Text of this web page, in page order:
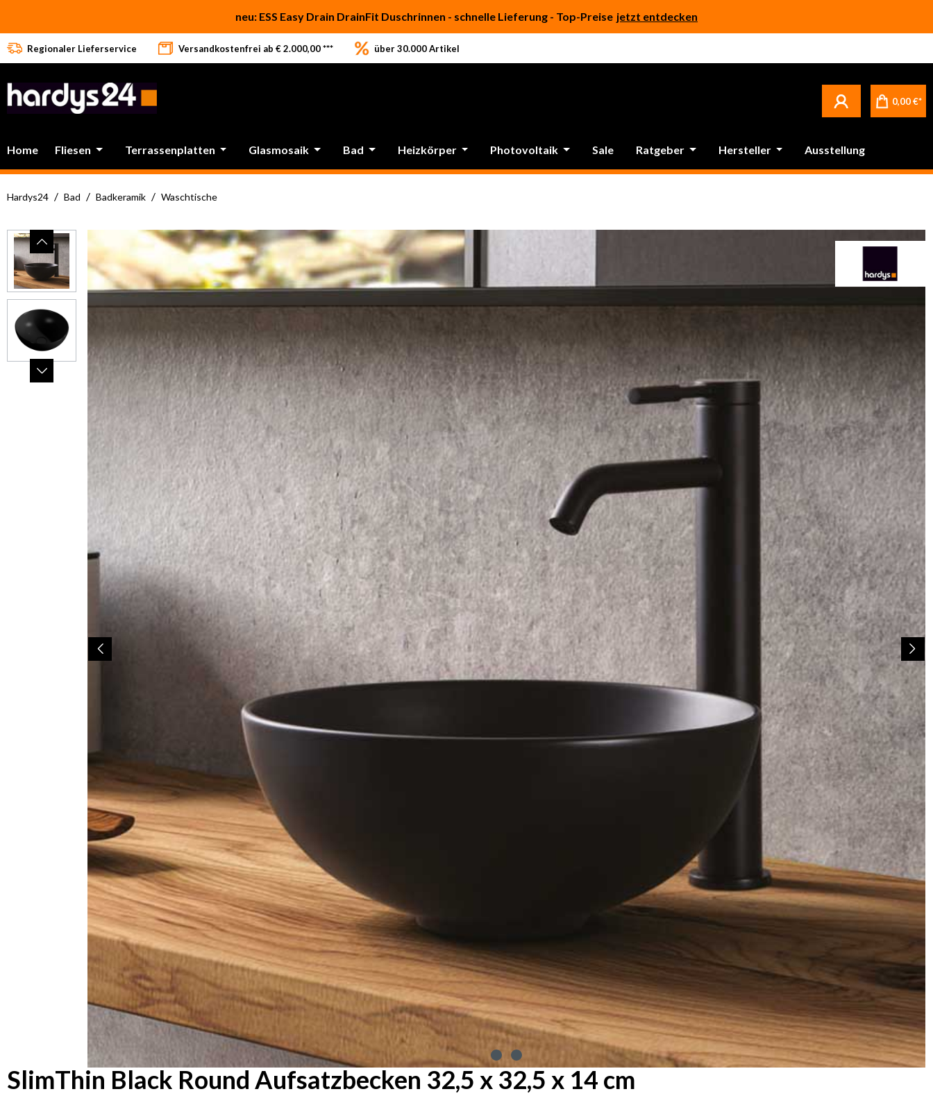
neu: ESS Easy Drain DrainFit Duschrinnen - schnelle Lieferung - Top-Preise jetzt entdecken
Werksferien in Italien & Spanien: Bei einigen Produkten kann es aktuell zu Lieferverzögerungen kommen.
Regionaler Lieferservice Versandkostenfrei ab € 2.000,00 *** über 30.000 Artikel
0,00 €*
Home Fliesen Terrassenplatten Glasmosaik Bad Heizkörper Photovoltaik Sale Ratgeber Hersteller Ausstellung
Hardys24 / Bad / Badkeramik / Waschtische
Bildergalerie überspringen
SlimThin Black Round Aufsatzbecken 32,5 x 32,5 x 14 cm